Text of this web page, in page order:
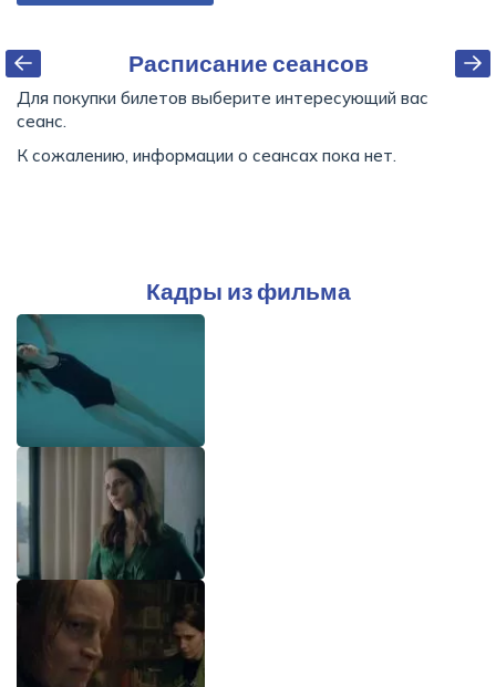
Расписание сеансов
Для покупки билетов выберите интересующий вас
сеанс.
К сожалению, информации о сеансах пока нет.
Кадры из фильма